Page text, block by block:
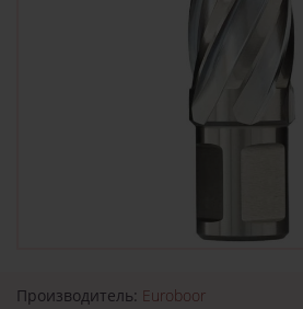
Производитель: Euroboor